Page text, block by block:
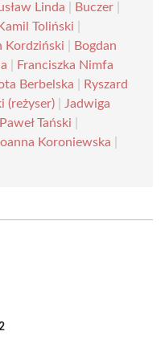
Linda Buczer
Kamil Toliński
Kordziński
Bogdan
Franciszka Nimfa
Berbelska
Ryszard
(reżyser)
Jadwiga
Paweł Tański
Koroniewska